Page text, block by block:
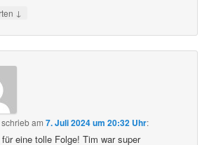
↓
schriebam7. Juli 2024 um 20:32 Uhr:
eine tolle Folge! Tim war super